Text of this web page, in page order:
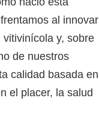
al innovar
y, sobre
de nuestros
calidad basada en
el placer, la salud